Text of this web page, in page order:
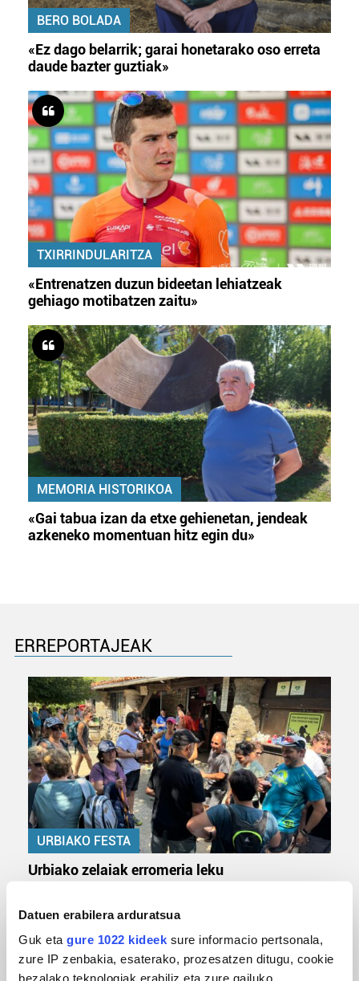
Datuen erabilera arduratsua
Guk eta gure 1022 kideek sure informacio pertsonala,
zure IP zenbakia, esaterako, prozesatzen ditugu, cookie
bezalako teknologiak erabiliz eta zure gailuko
BERO BOLADA
«Ez dago belarrik; garai honetarako oso erreta
daude bazter guztiak»
TXIRRINDULARITZA
«Entrenatzen duzun bideetan lehiatzeak
gehiago motibatzen zaitu»
MEMORIA HISTORIKOA
«Gai tabua izan da etxe gehienetan, jendeak
azkeneko momentuan hitz egin du»
ERREPORTAJEAK
URBIAKO FESTA
Urbiako zelaiak erromeria leku